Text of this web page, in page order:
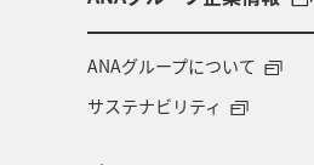
神奈川県
ANAグループについて
サステナビリティ